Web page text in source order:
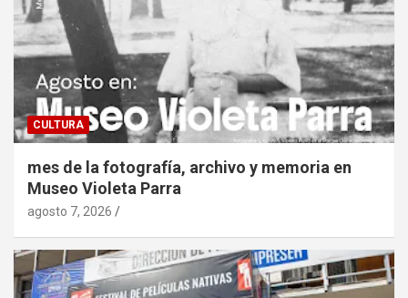
CULTURA
mes de la fotografía, archivo y memoria en
Museo Violeta Parra
agosto 7, 2026